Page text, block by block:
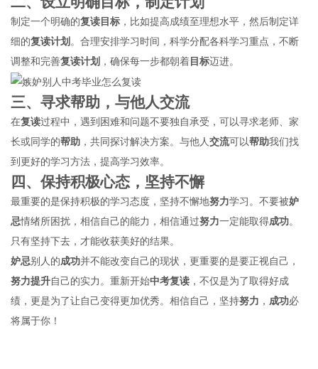
制定一个明确的复读 目标 ，比如提高成绩至理想水平，然后制定详
细的复读计划 。合理安排学习时间，科学分配各科学习重点，不断
调整和完善复读计划 ，确保每一步都朝着 目标迈进。
三、寻求帮助 ，与他人交流
在复读过程中，遇到困难和问题不要独自承受，可以寻求老师、家
长或同学的帮助 ，共同探讨解决方案。与他人交流可以帮助我们找
到更好的学习方法，提高学习效率。
四、保持积极心态 ，坚持不懈
最重要的是保持积极的学习态度，坚持不懈地努力学习。不要被妒
忌情绪所困扰，相信自己的能力，相信通过努力一定能取得成功。
只有坚持下去，才能收获美好的结果。
妒忌别人的成功并不能改变自己的现状，更重要的是要正视自己，
努力提升自己的实力。重新开始中考复读 ，不仅是为了取得好成
绩，更是为了让自己变得更加优秀。相信自己，坚持努力 ， 成功必
将属于你！